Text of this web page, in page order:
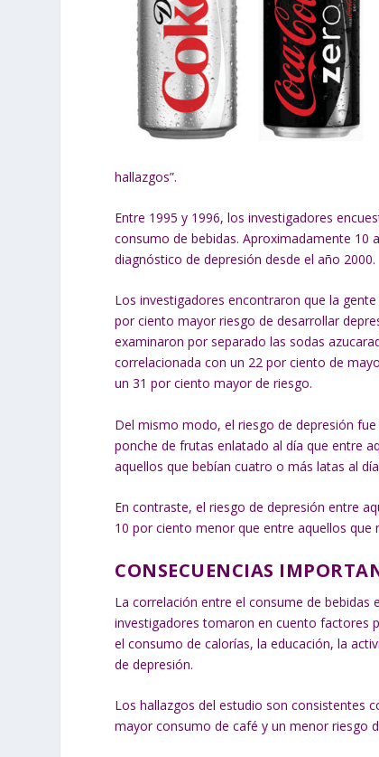
hallazgos”.
Entre 1995 y 1996, los investigadores
consumo de bebidas. Aproximadamente 10
diagnóstico de depresión desde el año 2000.
Los investigadores encontraron que la
por ciento mayor riesgo de desarrollar
examinaron por separado las sodas
correlacionada con un 22 por ciento de
un 31 por ciento mayor de riesgo.
Del mismo modo, el riesgo de depresión
ponche de frutas enlatado al día que entre
aquellos que bebían cuatro o más latas al
En contraste, el riesgo de depresión entre
10 por ciento menor que entre aquellos que
CONSECUENCIAS
La correlación entre el consume de bebidas
investigadores tomaron en cuento factores
el consumo de calorías, la educación, la
de depresión.
Los hallazgos del estudio son consistentes
mayor consumo de café y un menor riesgo